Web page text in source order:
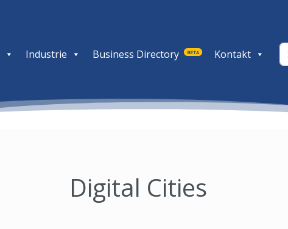
Industrie Business Directory BETA Kontakt
Digital Cities